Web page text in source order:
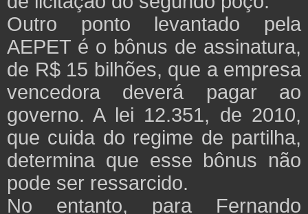
Outro ponto levantado pela
AEPET é o bônus de assinatura,
de R$ 15 bilhões, que a empresa
vencedora deverá pagar ao
governo. A lei 12.351, de 2010,
que cuida do regime de partilha,
determina que esse bônus não
pode ser ressarcido.
No entanto, para Fernando